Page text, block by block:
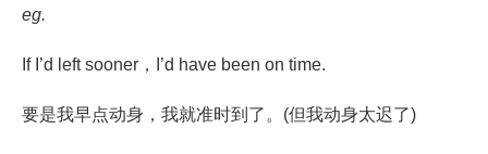
eg.
If I’d left sooner，I’d have been on time.
要是我早点动身，我就准时到了。(但我动身太迟了)